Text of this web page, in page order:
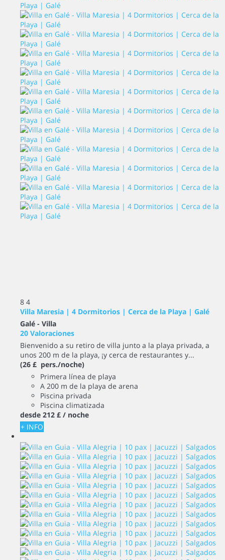
8 4
Villa Maresia | 4 Dormitorios | Cerca de la Playa | Galé
Galé - Villa
20 Valoraciones
Bienvenido a su retiro de villa junto a la playa privada, a
unos 200 m de la playa, ¡y cerca de restaurantes y...
(26 £ pers./noche)
Primera línea de playa
A 200 m de la playa de arena
Piscina privada
Piscina climatizada
desde 212 £ / noche
+ INFO